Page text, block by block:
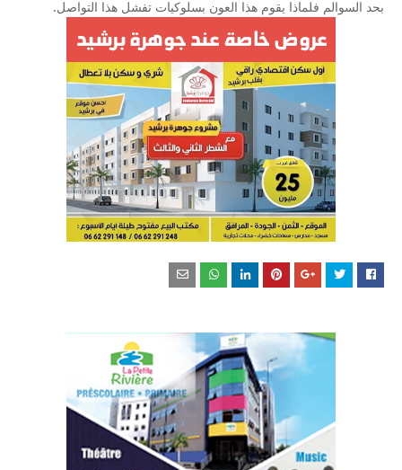
بحد السوالم فلماذا يقوم هذا العون بسلوكيات تفشل هذا التواصل.